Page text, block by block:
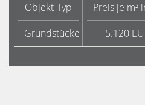
Objekt-Typ Preis je m²
Grundstücke
5.120